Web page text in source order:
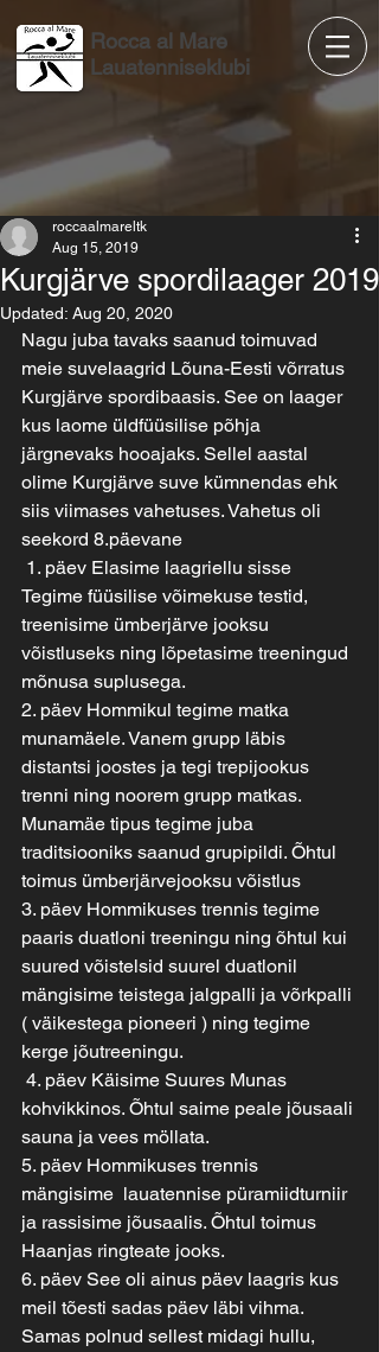
Rocca al Mare
Lauatenniseklubi
Kurgjärve spordilaager 2019
roccaalmareltk
Aug 15, 2019
Updated: Aug 20, 2020
Nagu juba tavaks saanud toimuvad
meie suvelaagrid Lõuna-Eesti võrratus
Kurgjärve spordibaasis. See on laager
kus laome üldfüüsilise põhja
järgnevaks hooajaks. Sellel aastal
olime Kurgjärve suve kümnendas ehk
siis viimases vahetuses. Vahetus oli
seekord 8.päevane
Tegime füüsilise võimekuse testid,
treenisime ümberjärve jooksu
võistluseks ning lõpetasime treeningud
mõnusa suplusega.
2. päev Hommikul tegime matka
munamäele. Vanem grupp läbis
distantsi joostes ja tegi trepijookus
trenni ning noorem grupp matkas.
Munamäe tipus tegime juba
traditsiooniks saanud grupipildi. Õhtul
toimus ümberjärvejooksu võistlus
3. päev Hommikuses trennis tegime
paaris duatloni treeningu ning õhtul kui
suured võistelsid suurel duatlonil
mängisime teistega jalgpalli ja võrkpalli
( väikestega pioneeri ) ning tegime
kerge jõutreeningu.
kohvikkinos. Õhtul saime peale jõusaali
sauna ja vees möllata.
5. päev Hommikuses trennis
mängisime  lauatennise püramiidturniir
ja rassisime jõusaalis. Õhtul toimus
Haanjas ringteate jooks.
6. päev See oli ainus päev laagris kus
meil tõesti sadas päev läbi vihma.
Samas polnud sellest midagi hullu,